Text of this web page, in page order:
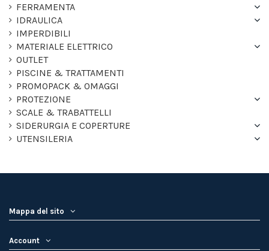
FERRAMENTA
IDRAULICA
IMPERDIBILI
MATERIALE ELETTRICO
OUTLET
PISCINE & TRATTAMENTI
PROMOPACK & OMAGGI
PROTEZIONE
SCALE & TRABATTELLI
SIDERURGIA E COPERTURE
UTENSILERIA
Mappa del sito
Account